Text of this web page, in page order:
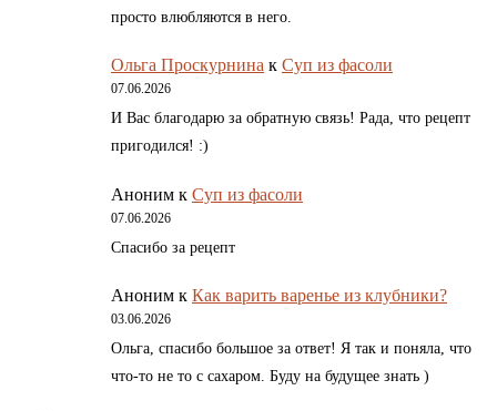
просто влюбляются в него.
Ольга Проскурнина к Суп из фасоли
07.06.2026
И Вас благодарю за обратную связь! Рада, что рецепт
пригодился! :)
Аноним к Суп из фасоли
07.06.2026
Спасибо за рецепт
Аноним к Как варить варенье из клубники?
03.06.2026
Ольга, спасибо большое за ответ! Я так и поняла, что
что-то не то с сахаром. Буду на будущее знать )